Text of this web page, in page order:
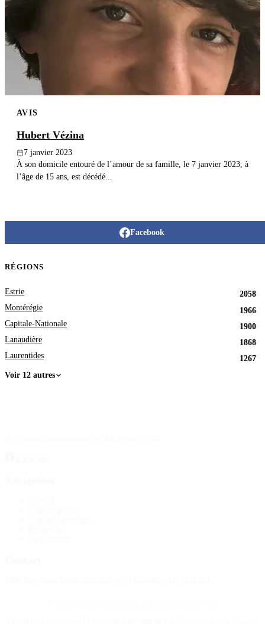
AVIS
Hubert Vézina
7 janvier 2023
À son domicile entouré de l’amour de sa famille, le 7 janvier 2023, à
l’âge de 15 ans, est décédé...
Facebook
RÉGIONS
Estrie
2058
Montérégie
1966
Capitale-Nationale
1900
Lanaudière
1868
Laurentides
1267
Voir 12 autres